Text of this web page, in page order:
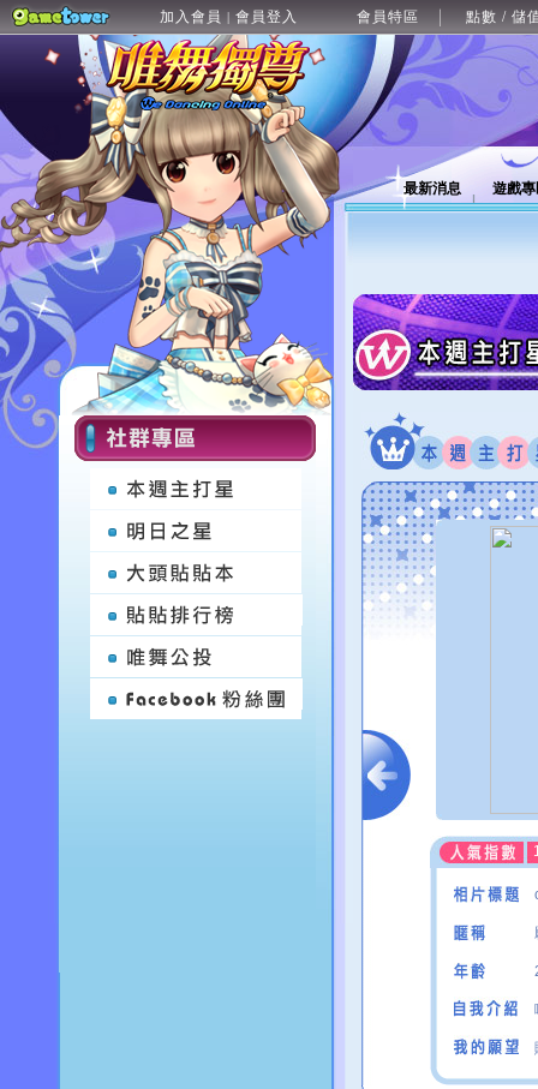
加入會員 | 會員登入 會員特區 點數 / 儲
最新消息 遊戲